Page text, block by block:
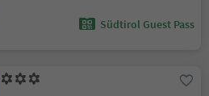
Südtirol Guest Pass